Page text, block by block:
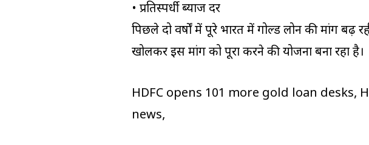
• प्रतिस्पर्धी ब्याज दर
पिछले दो वर्षों में पूरे भारत में गोल्ड लोन की मांग
खोलकर इस मांग को पूरा करने की योजना बना रहा है।
HDFC opens 101 more gold loan desks,
news,